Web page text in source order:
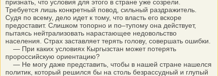
признать, что условия для этого в стране уже созрели.
Требуется лишь конкретный повод, сильный раздражитель.
Судя по всему, дело идет к тому, что власть его вскоре
предоставит. Слишком топорно и по–тупому она действует,
пытаясь нейтрализовать нарастающее недовольство
населения. Страх заставляет терять голову, совершать ошибки.
— При каких условиях Кыргызстан может потерять
пророссийскую ориентацию?
— Не могу даже представить, чтобы в нашей стране нашелся
политик, который решился бы на столь безрассудный и глупый